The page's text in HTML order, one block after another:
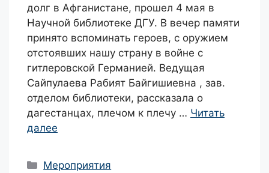
долг в Афганистане, прошел 4 мая в
Научной библиотеке ДГУ. В вечер памяти
принято вспоминать героев, с оружием
отстоявших нашу страну в войне с
гитлеровской Германией. Ведущая
Сайпулаева Рабият Байгишиевна , зав.
отделом библиотеки, рассказала о
дагестанцах, плечом к плечу … Читать
далее
Рубрики
Мероприятия